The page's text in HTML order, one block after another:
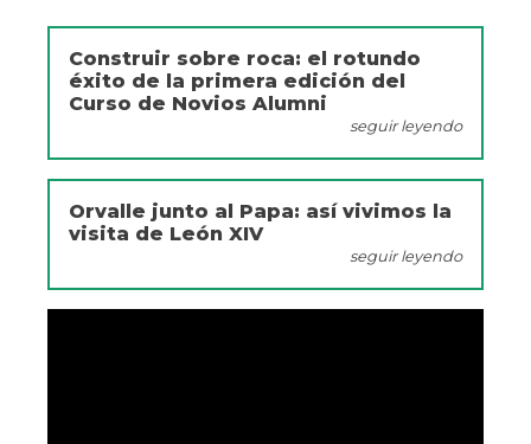
Construir sobre roca: el rotundo
éxito de la primera edición del
Curso de Novios Alumni
seguir leyendo
Orvalle junto al Papa: así vivimos la
visita de León XIV
seguir leyendo